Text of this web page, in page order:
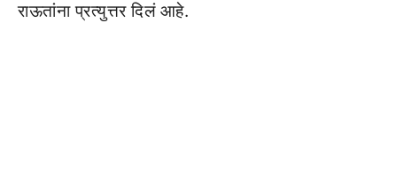
राऊतांना प्रत्युत्तर दिलं आहे.